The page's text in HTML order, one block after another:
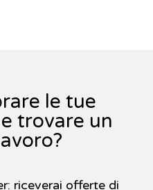
le tue
trovare un
riceverai offerte di